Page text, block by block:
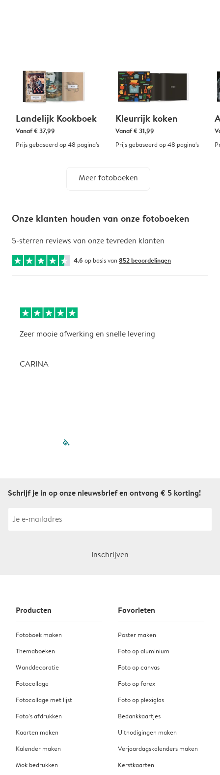
Landelijk Kookboek
Vanaf€ 37,99
Prijs gebaseerd op 48 pagina's
Kleurrijk koken
Vanaf€ 31,99
Prijs gebaseerd op 48 pagina's
Meer fotoboeken
Onze klanten houden van onze fotoboeken
5-sterren reviews van onze tevreden klanten
4.6 op basis van 852 beoordelingen
Zeer mooie afwerking en snelle levering
CARINA
filled-pagination
Schrijf je in op onze nieuwsbrief en ontvang € 5 korting!
Inschrijven
Producten
Fotoboek maken
Themaboeken
Wanddecoratie
Fotocollage
Fotocollage met lijst
Foto’s afdrukken
Kaarten maken
Kalender maken
Mok bedrukken
Favorieten
Poster maken
Foto op aluminium
Foto op canvas
Foto op forex
Foto op plexiglas
Bedankkaartjes
Uitnodigingen maken
Verjaardagskalenders maken
Kerstkaarten